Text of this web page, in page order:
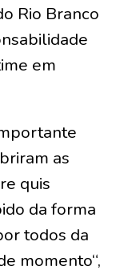
Rio Branco
em
as
quis
da forma
todos da
momento“,